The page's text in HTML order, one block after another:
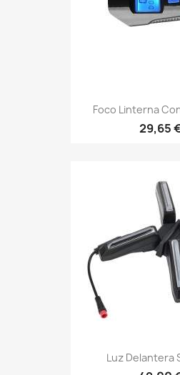
Foco Linterna
29,65
Luz Delantera